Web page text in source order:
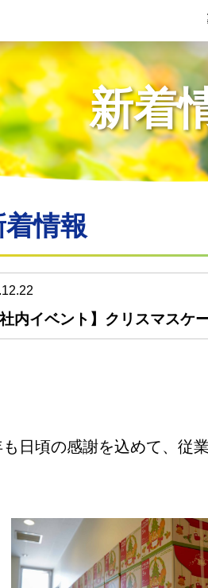
新着
着情報
内イベント】クリスマスケ
日頃の感謝を込めて、従